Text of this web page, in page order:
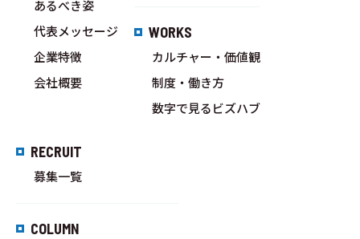
あるべき姿
代表メッセージ
企業特徴
会社概要
WORKS
カルチャー・価値観
制度・働き方
数字で見るビズハブ
RECRUIT
募集一覧
COLUMN